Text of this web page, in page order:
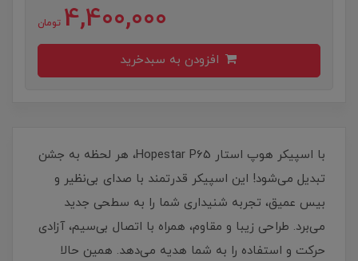
4,400,000 تومان
با اسپیکر هوپ استار Hopestar P65، هر لحظه به جشن
تبدیل می‌شود! این اسپیکر قدرتمند با صدای بی‌نظیر و
بیس عمیق، تجربه شنیداری شما را به سطحی جدید
می‌برد. طراحی زیبا و مقاوم، همراه با اتصال بی‌سیم، آزادی
حرکت و استفاده را به شما هدیه می‌دهد. همین حالا